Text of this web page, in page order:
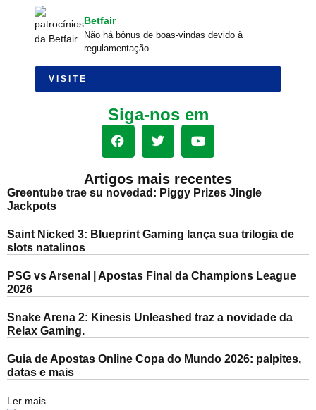
Betfair
Não há bônus de boas-vindas devido à
regulamentação.
VISITE
Siga-nos em
Artigos mais recentes
Greentube trae su novedad: Piggy Prizes Jingle
Jackpots
Saint Nicked 3: Blueprint Gaming lança sua trilogia de
slots natalinos
PSG vs Arsenal | Apostas Final da Champions League
2026
Snake Arena 2: Kinesis Unleashed traz a novidade da
Relax Gaming.
Guia de Apostas Online Copa do Mundo 2026: palpites,
datas e mais
Ler mais